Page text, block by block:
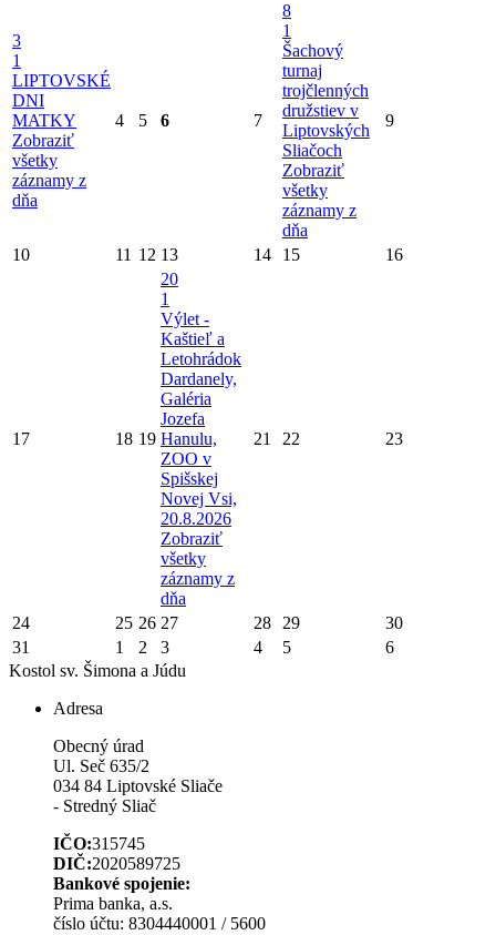
3
1
LIPTOVSKÉ
DNI
MATKY
Zobraziť
všetky
záznamy z
dňa
4 5 6 7
8
1
Šachový
turnaj
trojčlenných
družstiev v
Liptovských
Sliačoch
Zobraziť
všetky
záznamy z
dňa
9
10 11 12 13 14 15 16
17 18 19
20
1
Výlet -
Kaštieľ a
Letohrádok
Dardanely,
Galéria
Jozefa
Hanulu,
ZOO v
Spišskej
Novej Vsi,
20.8.2026
Zobraziť
všetky
záznamy z
dňa
21 22 23
24 25 26 27 28 29
30
31
1 2 3 4 5
6
Kostol sv. Šimona a Júdu
Adresa
Obecný úrad
Ul. Seč 635/2
034 84 Liptovské Sliače
- Stredný Sliač
IČO:315745
DIČ:2020589725
Bankové spojenie:
Prima banka, a.s.
číslo účtu: 8304440001 / 5600